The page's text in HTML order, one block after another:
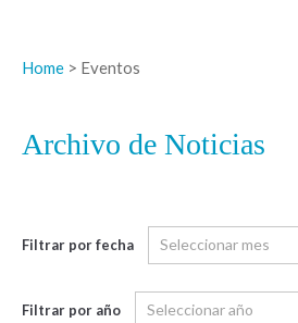
Home > Eventos
Archivo de Noticias
Filtrar por fecha
Filtrar por año